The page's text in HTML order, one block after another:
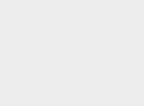
colorir online. Divirta-se colorindo
colorir DANçA. Descubra seus
as cores da sua escolha.